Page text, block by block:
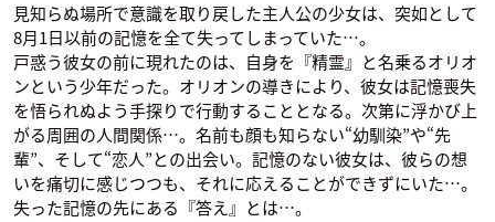
見知らぬ場所で意識を取り戻した主人公の少女は、突如として
8月1日以前の記憶を全て失ってしまっていた…。
戸惑う彼女の前に現れたのは、自身を『精霊』と名乗るオリオ
ンという少年だった。オリオンの導きにより、彼女は記憶喪失
を悟られぬよう手探りで行動することとなる。次第に浮かび上
がる周囲の人間関係…。名前も顔も知らない“幼馴染”や“先
輩”、そして“恋人”との出会い。記憶のない彼女は、彼らの想
いを痛切に感じつつも、それに応えることができずにいた…。
失った記憶の先にある『答え』とは…。